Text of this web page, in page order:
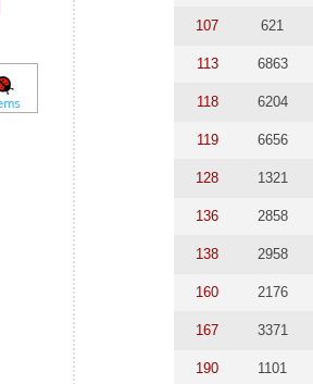
107 621
113 6863
118 6204
119 6656
128 1321
136 2858
138 2958
160 2176
167 3371
190 1101